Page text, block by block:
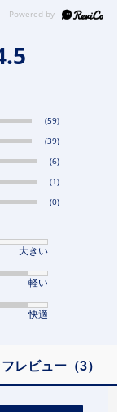
(59)
(39)
(6)
(1)
(0)
大きい
軽い
快適
レビュー（3）